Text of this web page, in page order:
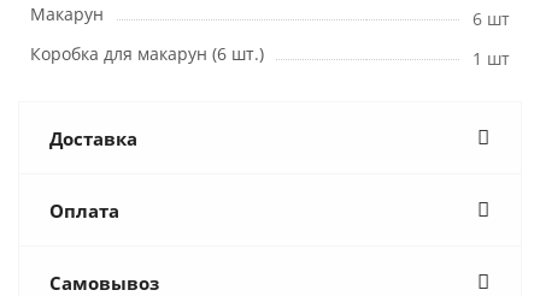
Макарун
6 шт
Коробка для макарун (6 шт.)
1 шт
Доставка
Оплата
Самовывоз